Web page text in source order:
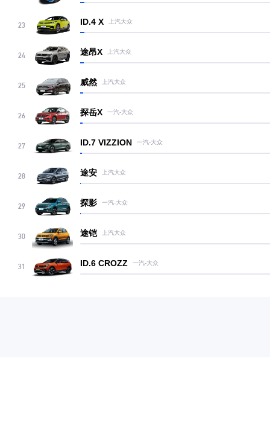
23 ID.4 X 上汽大众
24 途昂X 上汽大众
25 威然 上汽大众
26 探岳X 一汽-大众
27 ID.7 VIZZION 一汽-大众
28 途安 上汽大众
29 探影 一汽-大众
30 途铠 上汽大众
31 ID.6 CROZZ 一汽-大众